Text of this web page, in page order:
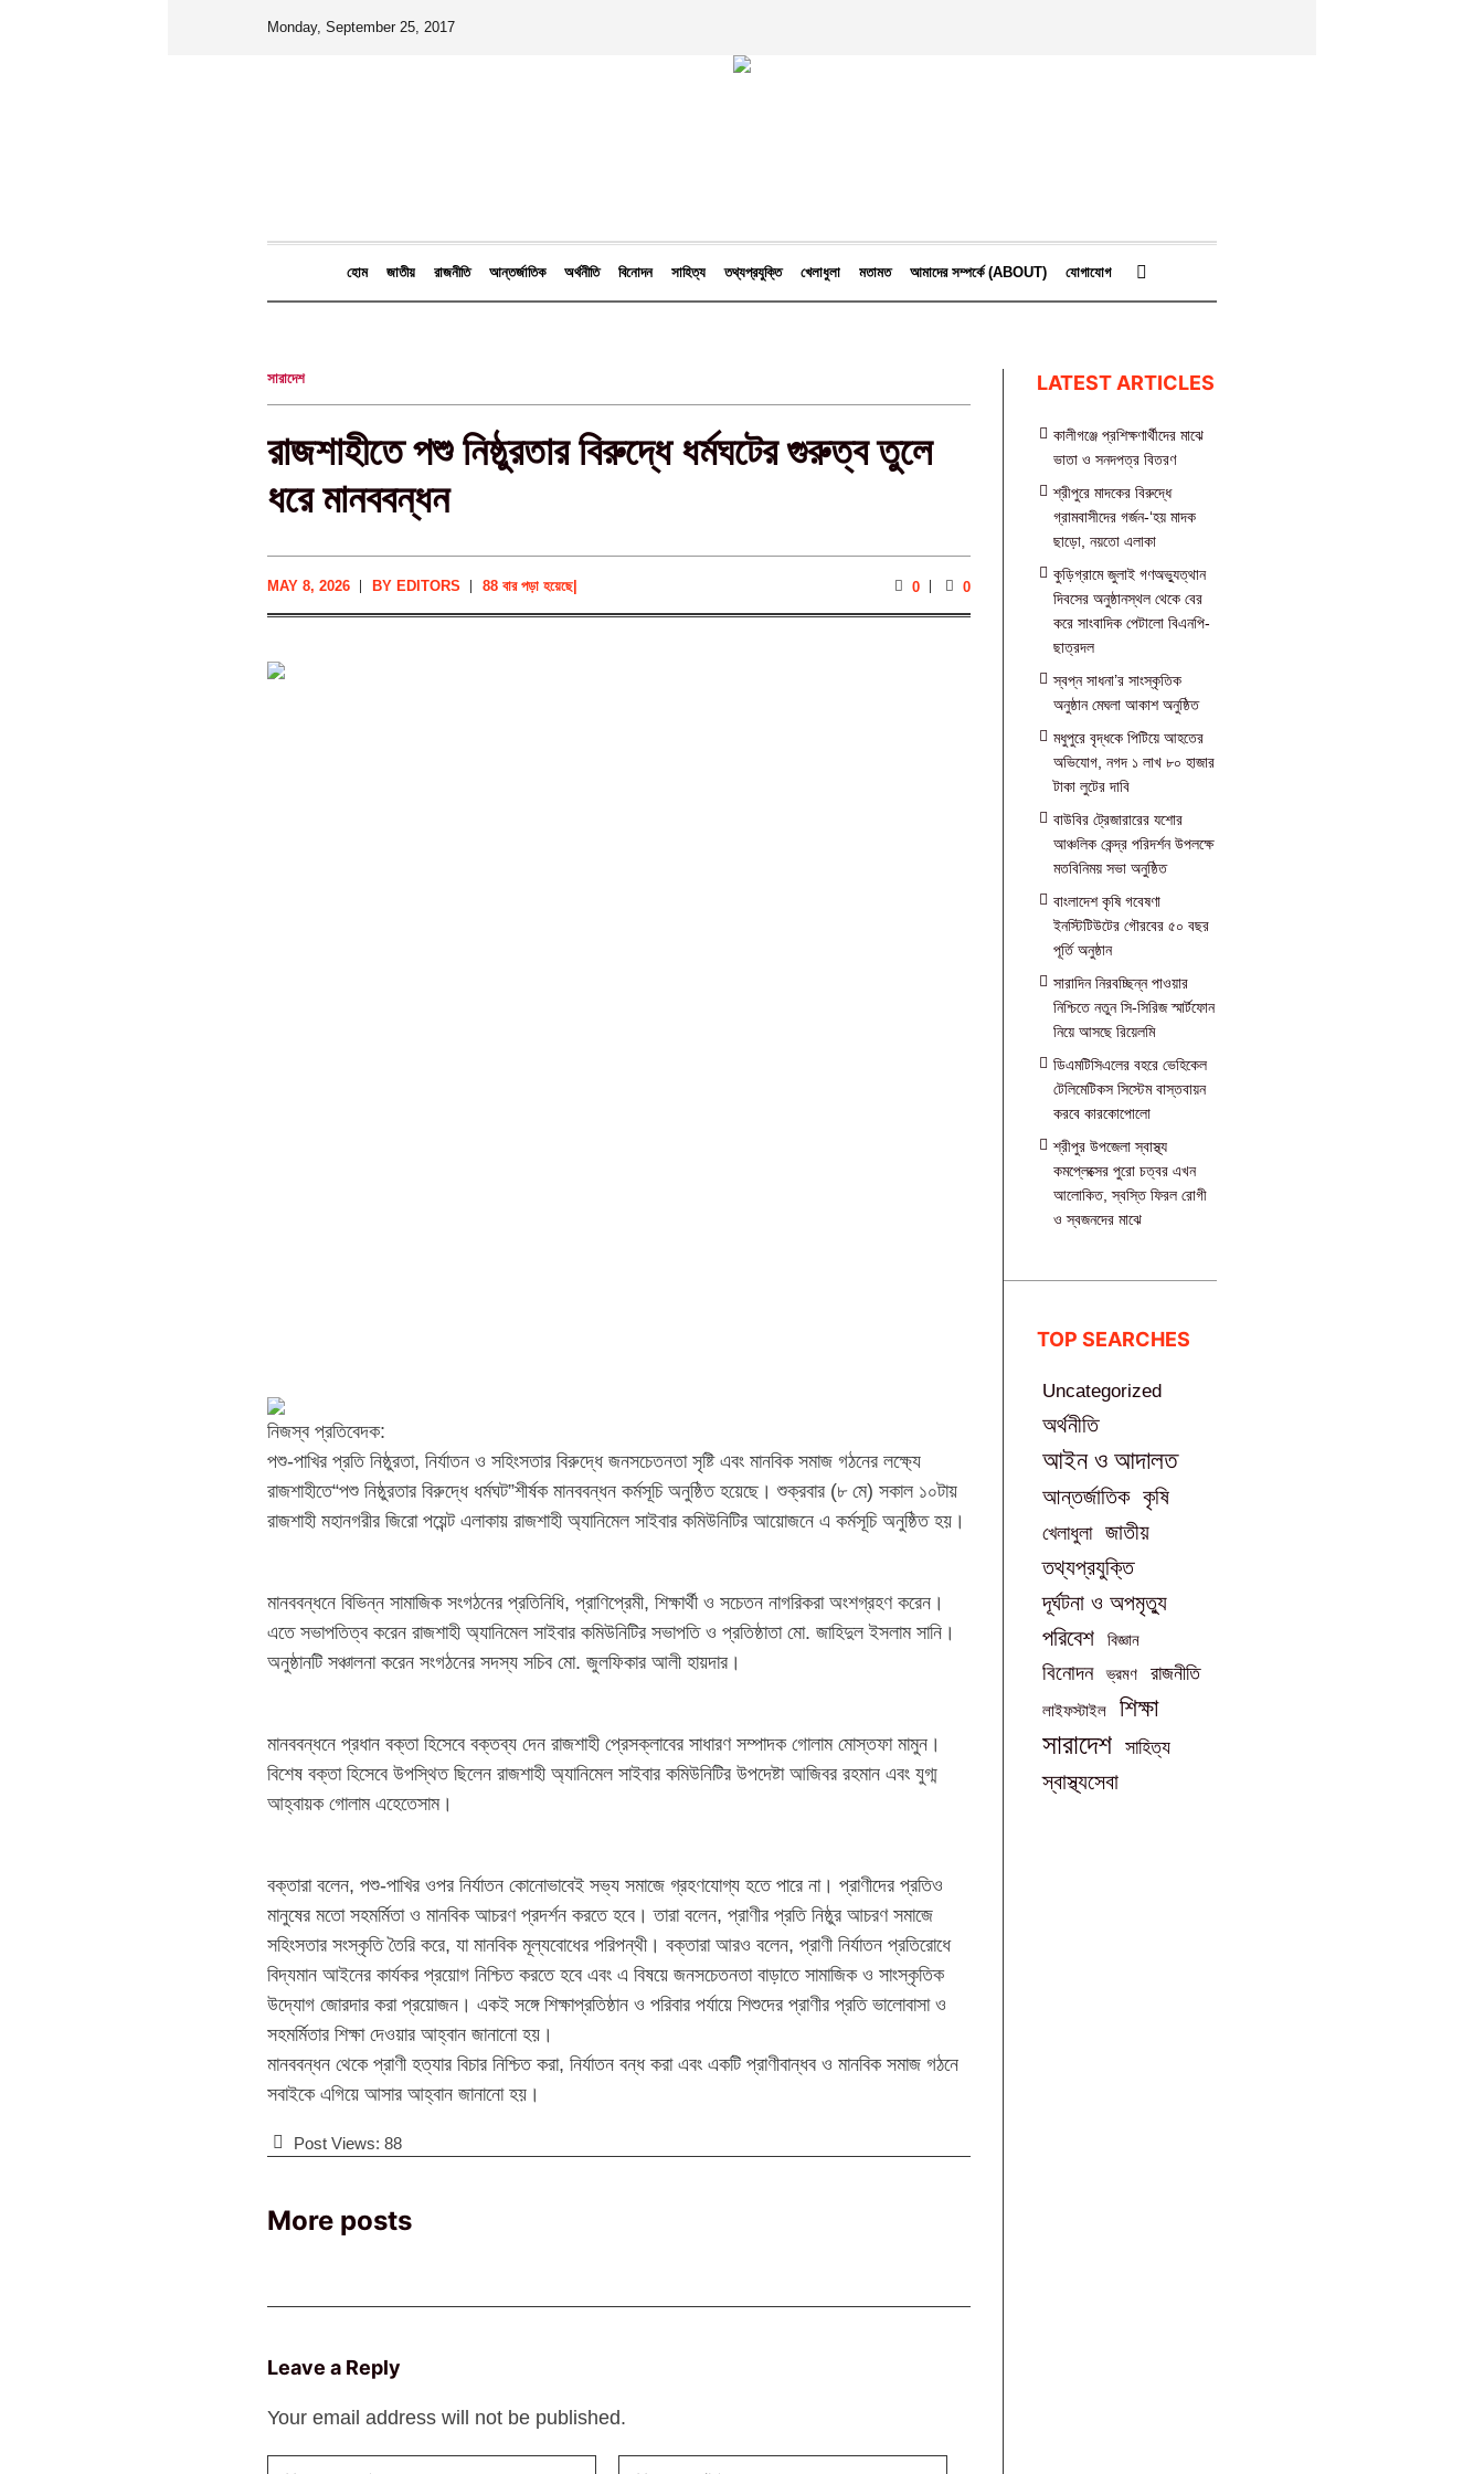
Monday, September 25, 2017
হোম জাতীয় রাজনীতি আন্তর্জাতিক অর্থনীতি বিনোদন সাহিত্য তথ্যপ্রযুক্তি খেলাধুলা মতামত আমাদের সম্পর্কে (ABOUT) যোগাযোগ
সারাদেশ
রাজশাহীতে পশু নিষ্ঠুরতার বিরুদ্ধে ধর্মঘটের গুরুত্ব তুলে
ধরে মানববন্ধন
MAY 8, 2026 BY EDITORS |
88 বার পড়া হয়েছে 0 0
নিজস্ব প্রতিবেদক:
পশু-পাখির প্রতি নিষ্ঠুরতা, নির্যাতন ও সহিংসতার বিরুদ্ধে জনসচেতনতা সৃষ্টি এবং মানবিক সমাজ গঠনের লক্ষ্যে
রাজশাহীতে“পশু নিষ্ঠুরতার বিরুদ্ধে ধর্মঘট”শীর্ষক মানববন্ধন কর্মসূচি অনুষ্ঠিত হয়েছে। শুক্রবার (৮ মে) সকাল ১০টায়
রাজশাহী মহানগরীর জিরো পয়েন্ট এলাকায় রাজশাহী অ্যানিমেল সাইবার কমিউনিটির আয়োজনে এ কর্মসূচি অনুষ্ঠিত হয়।
মানববন্ধনে বিভিন্ন সামাজিক সংগঠনের প্রতিনিধি, প্রাণিপ্রেমী, শিক্ষার্থী ও সচেতন নাগরিকরা অংশগ্রহণ করেন।
এতে সভাপতিত্ব করেন রাজশাহী অ্যানিমেল সাইবার কমিউনিটির সভাপতি ও প্রতিষ্ঠাতা মো. জাহিদুল ইসলাম সানি।
অনুষ্ঠানটি সঞ্চালনা করেন সংগঠনের সদস্য সচিব মো. জুলফিকার আলী হায়দার।
মানববন্ধনে প্রধান বক্তা হিসেবে বক্তব্য দেন রাজশাহী প্রেসক্লাবের সাধারণ সম্পাদক গোলাম মোস্তফা মামুন।
বিশেষ বক্তা হিসেবে উপস্থিত ছিলেন রাজশাহী অ্যানিমেল সাইবার কমিউনিটির উপদেষ্টা আজিবর রহমান এবং যুগ্ম
আহ্বায়ক গোলাম এহেতেসাম।
বক্তারা বলেন, পশু-পাখির ওপর নির্যাতন কোনোভাবেই সভ্য সমাজে গ্রহণযোগ্য হতে পারে না। প্রাণীদের প্রতিও
মানুষের মতো সহমর্মিতা ও মানবিক আচরণ প্রদর্শন করতে হবে। তারা বলেন, প্রাণীর প্রতি নিষ্ঠুর আচরণ সমাজে
সহিংসতার সংস্কৃতি তৈরি করে, যা মানবিক মূল্যবোধের পরিপন্থী। বক্তারা আরও বলেন, প্রাণী নির্যাতন প্রতিরোধে
বিদ্যমান আইনের কার্যকর প্রয়োগ নিশ্চিত করতে হবে এবং এ বিষয়ে জনসচেতনতা বাড়াতে সামাজিক ও সাংস্কৃতিক
উদ্যোগ জোরদার করা প্রয়োজন। একই সঙ্গে শিক্ষাপ্রতিষ্ঠান ও পরিবার পর্যায়ে শিশুদের প্রাণীর প্রতি ভালোবাসা ও
সহমর্মিতার শিক্ষা দেওয়ার আহ্বান জানানো হয়।
মানববন্ধন থেকে প্রাণী হত্যার বিচার নিশ্চিত করা, নির্যাতন বন্ধ করা এবং একটি প্রাণীবান্ধব ও মানবিক সমাজ গঠনে
সবাইকে এগিয়ে আসার আহ্বান জানানো হয়।
Post Views: 88
More posts
Leave a Reply
Your email address will not be published.
LATEST ARTICLES
কালীগঞ্জে প্রশিক্ষণার্থীদের মাঝে
ভাতা ও সনদপত্র বিতরণ
শ্রীপুরে মাদকের বিরুদ্ধে
গ্রামবাসীদের গর্জন-‘হয় মাদক
ছাড়ো, নয়তো এলাকা
কুড়িগ্রামে জুলাই গণঅভ্যুত্থান
দিবসের অনুষ্ঠানস্থল থেকে বের
করে সাংবাদিক পেটালো বিএনপি-
ছাত্রদল
স্বপ্ন সাধনা’র সাংস্কৃতিক
অনুষ্ঠান মেঘলা আকাশ অনুষ্ঠিত
মধুপুরে বৃদ্ধকে পিটিয়ে আহতের
অভিযোগ, নগদ ১ লাখ ৮০ হাজার
টাকা লুটের দাবি
বাউবির ট্রেজারারের যশোর
আঞ্চলিক কেন্দ্র পরিদর্শন উপলক্ষে
মতবিনিময় সভা অনুষ্ঠিত
বাংলাদেশ কৃষি গবেষণা
ইনস্টিটিউটের গৌরবের ৫০ বছর
পূর্তি অনুষ্ঠান
সারাদিন নিরবচ্ছিন্ন পাওয়ার
নিশ্চিতে নতুন সি-সিরিজ স্মার্টফোন
নিয়ে আসছে রিয়েলমি
ডিএমটিসিএলের বহরে ভেহিকেল
টেলিমেটিকস সিস্টেম বাস্তবায়ন
করবে কারকোপোলো
শ্রীপুর উপজেলা স্বাস্থ্য
কমপ্লেক্সের পুরো চত্বর এখন
আলোকিত, স্বস্তি ফিরল রোগী
ও স্বজনদের মাঝে‎
TOP SEARCHES
Uncategorized
অর্থনীতি
আইন ও আদালত
আন্তর্জাতিক কৃষি
খেলাধুলা জাতীয়
তথ্যপ্রযুক্তি
দূর্ঘটনা ও অপমৃত্যু
পরিবেশ বিজ্ঞান
বিনোদন ভ্রমণ রাজনীতি
লাইফস্টাইল শিক্ষা
সারাদেশ সাহিত্য
স্বাস্থ্যসেবা